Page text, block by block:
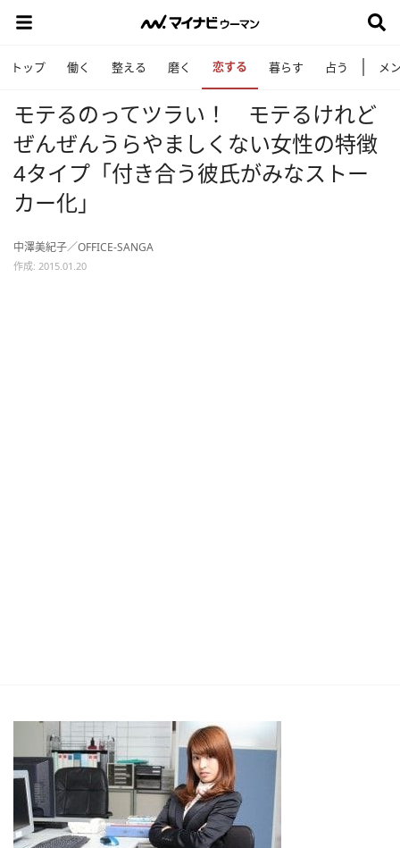
トップ 働く 整える 磨く 恋する 暮らす 占う メ
モテるのってツラい！ モテるけれど
ぜんぜんうらやましくない女性の特徴
4タイプ「付き合う彼氏がみなストー
カー化」
中澤美紀子／OFFICE-SANGA
作成: 2015.01.20